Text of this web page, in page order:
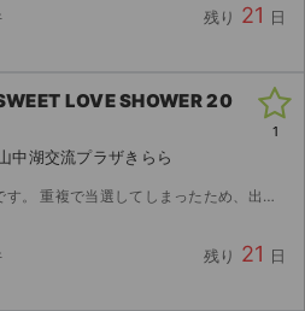
残り 21 日
LOVE SHOWER 20
湖交流プラザきらら
チケットはローチケアプリにて発券でき次第、分配にて譲渡させていただきます。 スムーズなお取引になる...
残り 21 日
1